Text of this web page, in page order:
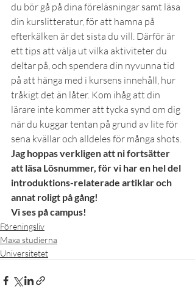
du bör gå på dina föreläsningar samt läsa
din kurslitteratur, för att hamna på
efterkälken är det sista du vill. Därför är
ett tips att välja ut vilka aktiviteter du
deltar på, och spendera din nyvunna tid
på att hänga med i kursens innehåll, hur
tråkigt det än låter. Kom ihåg att din
lärare inte kommer att tycka synd om dig
när du kuggar tentan på grund av lite för
sena kvällar och alldeles för många shots.
Jag hoppas verkligen att ni fortsätter
att läsa Lösnummer, för vi har en hel del
introduktions-relaterade artiklar och
annat roligt på gång!
Vi ses på campus!
Föreningsliv
Maxa studierna
Universitetet